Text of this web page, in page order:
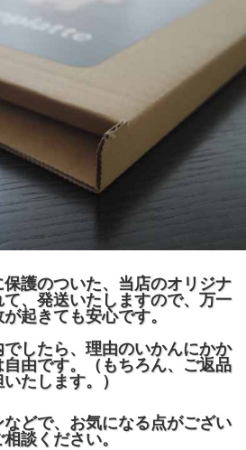
護のついた、当店のオリジナ
、発送いたしますので、万一
起きても安心です。
したら、理由のいかんにかか
由です。（もちろん、ご返品
たします。）
どで、お気になる点がござい
談ください。